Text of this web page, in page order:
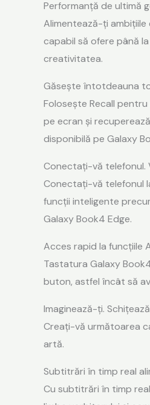
Performanță de ultimă
Alimentează-ți ambițiile
capabil să ofere până
creativitatea.
Găsește întotdeauna
Folosește Recall
pe ecran și
disponibilă pe Galaxy
Conectați-vă telefonul.
Conectați-vă telefonul
funcții inteligente
Galaxy Book4 Edge.
Acces rapid la funcțiile
Tastatura Galaxy
buton, astfel încât să
Imaginează-ți.
Creați-vă următoarea
artă.
Subtitrări în timp real
Cu subtitrări în timp